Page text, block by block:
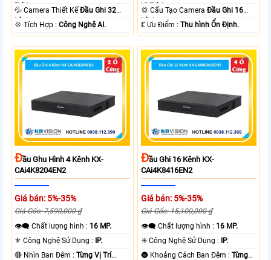
Trí Camera .
💦 Camera Thiết KếĐầu Ghi 32
kênh.
️💠 Tích Hợp :Công Nghệ AI.
Vị Trí Camera .
💢 Cấu Tạo CameraĐầu Ghi 16
kênh.
️₤ Ưu Điểm :Thu hình Ổn Định.
ĐẦu Ghu Hình 4 Kênh KX-
CAi4K8204EN2
Giá bán: 5%-35%
Giá Gốc: 7,590,000 ₫
👁️‍🗨 Chất lượng hình : 16 MP.
⚜️ Công Nghệ Sử Dụng : IP.
🔴 Nhìn Ban Đêm :Từng Vị Trí
ĐẦu Ghi 16 Kênh KX-
CAi4K8416EN2
Giá bán: 5%-35%
Giá Gốc: 15,100,000 ₫
👁️‍🗨 Chất lượng hình : 16 MP.
✳️ Công Nghệ Sử Dụng : IP.
🌚 Khoảng Cách Ban Đêm :Từng